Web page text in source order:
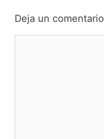
Deja un comentario